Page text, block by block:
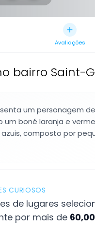
Avaliações
bairro Saint-
um personagem
um boné laranja e
composto por
CURIOSOS
de lugares
por mais de